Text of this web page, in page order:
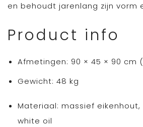
en behoudt jarenlang zijn vorm
Product info
Afmetingen: 90 × 45 × 90 cm
Gewicht: 48 kg
Materiaal: massief
white oil